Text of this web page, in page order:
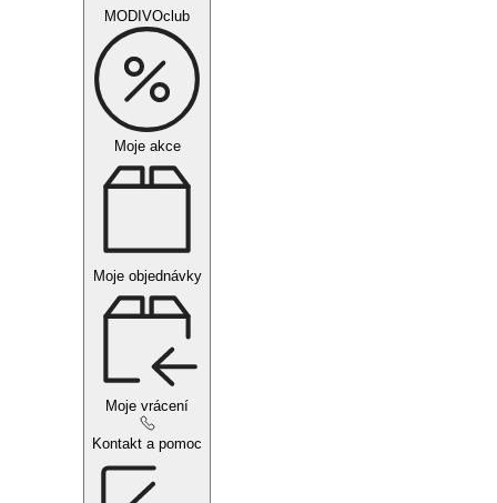
MODIVOclub
Moje akce
Moje objednávky
Moje vrácení
Kontakt a pomoc